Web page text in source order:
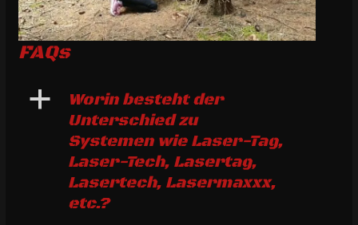
FAQs
a
Worin besteht der
Unterschied zu
Systemen wie Laser-Tag,
Laser-Tech, Lasertag,
Lasertech, Lasermaxxx,
etc.?